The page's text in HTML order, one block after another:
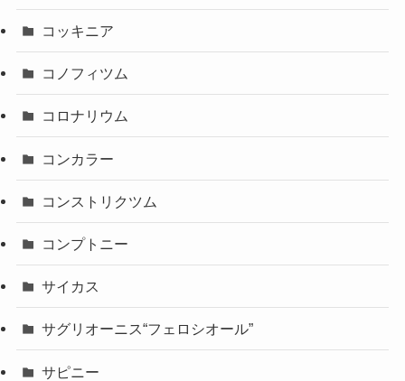
コッキニア
コノフィツム
コロナリウム
コンカラー
コンストリクツム
コンプトニー
サイカス
サグリオーニス“フェロシオール”
サピニー